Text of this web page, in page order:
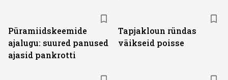
Püramiidskeemide
ajalugu: suured panused
ajasid pankrotti
Tapjakloun ründas
väikseid poisse